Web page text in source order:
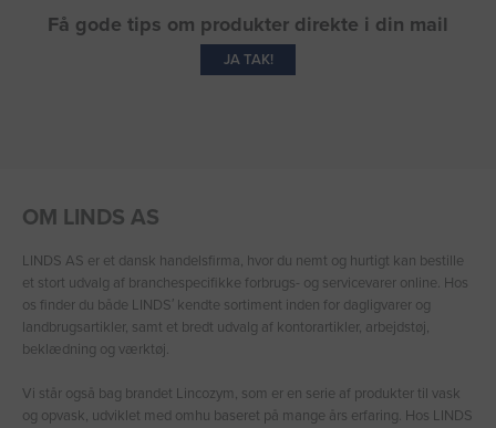
Få gode tips om produkter direkte i din mail
JA TAK!
OM LINDS AS
LINDS AS er et dansk handelsfirma, hvor du nemt og hurtigt kan bestille
et stort udvalg af branchespecifikke forbrugs- og servicevarer online. Hos
os finder du både LINDS′ kendte sortiment inden for dagligvarer og
landbrugsartikler, samt et bredt udvalg af kontorartikler, arbejdstøj,
beklædning og værktøj.
Vi står også bag brandet Lincozym, som er en serie af produkter til vask
og opvask, udviklet med omhu baseret på mange års erfaring. Hos LINDS